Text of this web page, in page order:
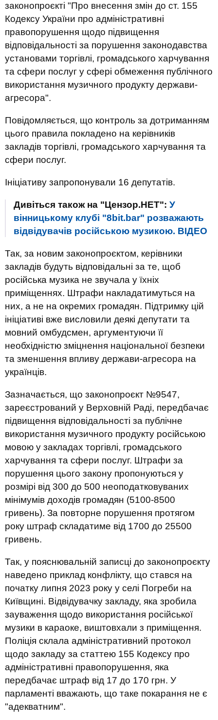
законопроєкті "Про внесення змін до ст. 155
Кодексу України про адміністративні
правопорушення щодо підвищення
відповідальності за порушення законодавства
установами торгівлі, громадського харчування
та сфери послуг у сфері обмеження публічного
використання музичного продукту держави-
агресора".
Повідомляється, що контроль за дотриманням
цього правила покладено на керівників
закладів торгівлі, громадського харчування та
сфери послуг.
Ініціативу запропонували 16 депутатів.
Дивіться також на "Цензор.НЕТ": У
вінницькому клубі "8bit.bar" розважають
відвідувачів російською музикою. ВIДЕО
Так, за новим законопроєктом, керівники
закладів будуть відповідальні за те, щоб
російська музика не звучала у їхніх
приміщеннях. Штрафи накладатимуться на
них, а не на окремих громадян. Підтримку цій
ініціативі вже висловили деякі депутати та
мовний омбудсмен, аргументуючи її
необхідністю зміцнення національної безпеки
та зменшення впливу держави-агресора на
українців.
Зазначається, що законопроєкт №9547,
зареєстрований у Верховній Раді, передбачає
підвищення відповідальності за публічне
використання музичного продукту російською
мовою у закладах торгівлі, громадського
харчування та сфери послуг. Штрафи за
порушення цього закону пропонуються у
розмірі від 300 до 500 неоподатковуваних
мінімумів доходів громадян (5100-8500
гривень). За повторне порушення протягом
року штраф складатиме від 1700 до 25500
гривень.
Так, у пояснювальній записці до законопроєкту
наведено приклад конфлікту, що стався на
початку липня 2023 року у селі Погреби на
Київщині. Відвідувачку закладу, яка зробила
зауваження щодо використання російської
музики в караоке, виштовхали з приміщення.
Поліція склала адміністративний протокол
щодо закладу за статтею 155 Кодексу про
адміністративні правопорушення, яка
передбачає штраф від 17 до 170 грн. У
парламенті вважають, що таке покарання не є
"адекватним".